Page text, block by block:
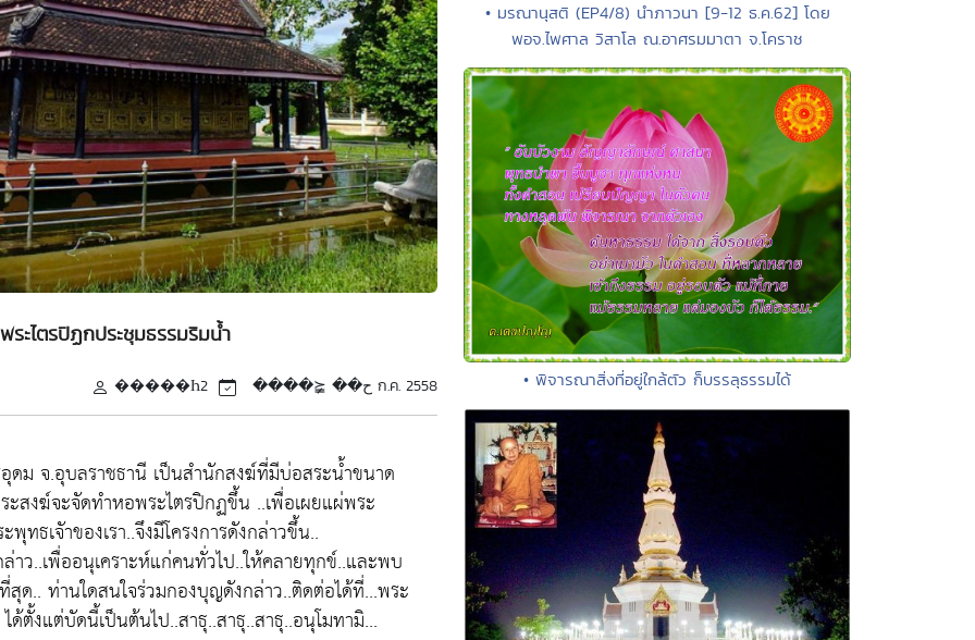
ระไตรปิฏกประชุมธรรมริมน้ำ
�����Һح�� ⪵���� 2 ก.ค. 2558
ม จ.อุบลราชธานี เป็นสำนักสงฆ์ที่มีบ่อสระน้ำขนาด
สงฆ์จะจัดทำหอพระไตรปิกฏขึ้น ..เพื่อเผยแผ่พระ
ทธเจัาของเรา..จึงมีโครงการดังกล่าวขึ้น..
ว..เพื่ออนุเคราะห์แก่คนทั่วไป..ให้คลายทุกข์..และพบ
ด.. ท่านใดสนใจร่วมกองบุญดังกล่าว..ติดต่อได้ที่...พระ
งแต่บัดนี้เป็นต้นไป..สาธุ..สาธุ..สาธุ..อนุโมทามิ...
• มรณานุสติ (EP4/8) นำภาวนา [9-12 ธ.ค.62] โดย
พอจ.ไพศาล วิสาโล ณ.อาศรมมาตา จ.โคราช
• พิจารณาสิ่งที่อยู่ใกล้ตัว ก็บรรลุธรรมได้